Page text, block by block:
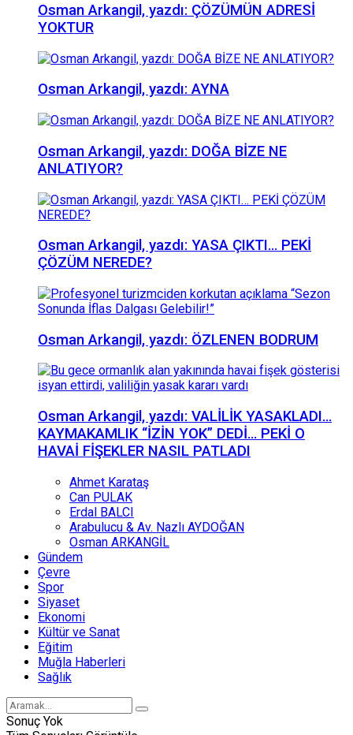
Osman Arkangil, yazdı: ÇÖZÜMÜN ADRESİ
YOKTUR
Osman Arkangil, yazdı: AYNA
Osman Arkangil, yazdı: DOĞA BİZE NE
ANLATIYOR?
Osman Arkangil, yazdı: YASA ÇIKTI… PEKİ
ÇÖZÜM NEREDE?
Osman Arkangil, yazdı: ÖZLENEN BODRUM
Osman Arkangil, yazdı: VALİLİK YASAKLADI…
KAYMAKAMLIK “İZİN YOK” DEDİ… PEKİ O
HAVAİ FİŞEKLER NASIL PATLADI
Ahmet Karataş
Can PULAK
Erdal BALCI
Arabulucu & Av. Nazlı AYDOĞAN
Osman ARKANGİL
Gündem
Çevre
Spor
Siyaset
Ekonomi
Kültür ve Sanat
Eğitim
Muğla Haberleri
Sağlık
Sonuç Yok